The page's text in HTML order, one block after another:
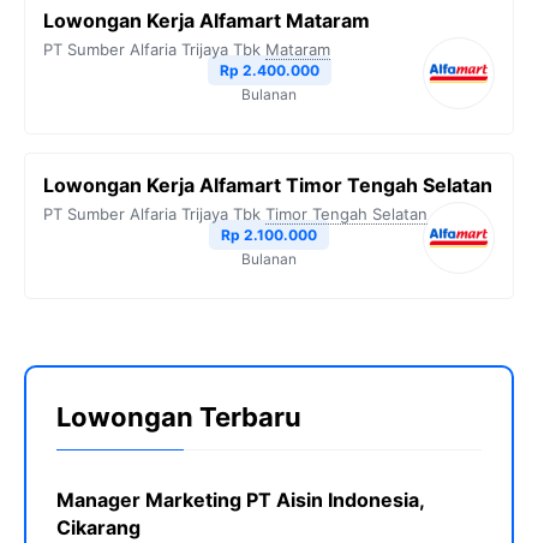
Lowongan Kerja Alfamart Mataram
PT Sumber Alfaria Trijaya Tbk Mataram
Rp 2.400.000
Bulanan
Lowongan Kerja Alfamart Timor Tengah Selatan
PT Sumber Alfaria Trijaya Tbk Timor Tengah Selatan
Rp 2.100.000
Bulanan
Lowongan Terbaru
Manager Marketing PT Aisin Indonesia,
Cikarang